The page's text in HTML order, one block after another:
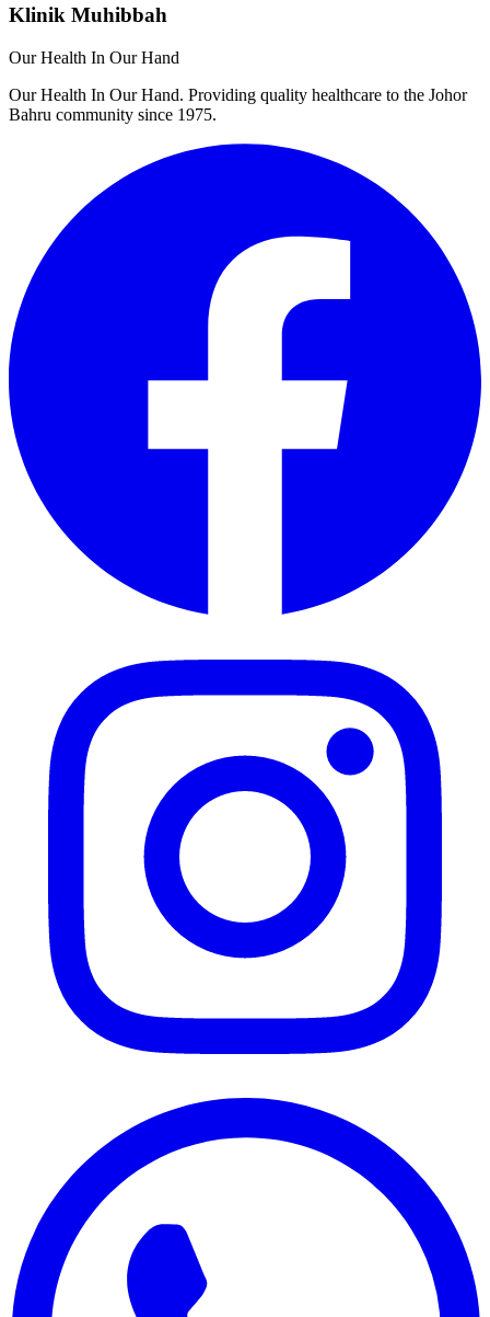
Klinik Muhibbah
Our Health In Our Hand
Our Health In Our Hand. Providing quality healthcare to the Johor
Bahru community since 1975.